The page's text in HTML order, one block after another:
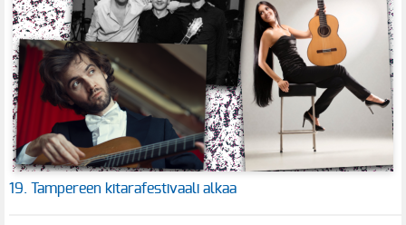
19. Tampereen kitarafestivaali alkaa